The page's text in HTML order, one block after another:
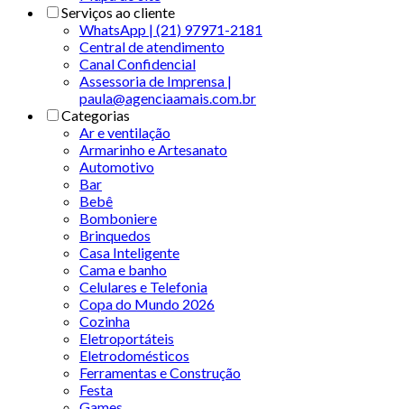
Serviços ao cliente
WhatsApp | (21) 97971-2181
Central de atendimento
Canal Confidencial
Assessoria de Imprensa |
paula@agenciaamais.com.br
Categorias
Ar e ventilação
Armarinho e Artesanato
Automotivo
Bar
Bebê
Bomboniere
Brinquedos
Casa Inteligente
Cama e banho
Celulares e Telefonia
Copa do Mundo 2026
Cozinha
Eletroportáteis
Eletrodomésticos
Ferramentas e Construção
Festa